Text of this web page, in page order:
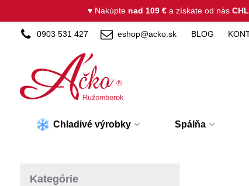
♥ Nakúpte nad 109 € a získate od nás
0903 531 427 eshop@acko.sk BLOG
Chladivé výrobky Spálňa
Kategórie